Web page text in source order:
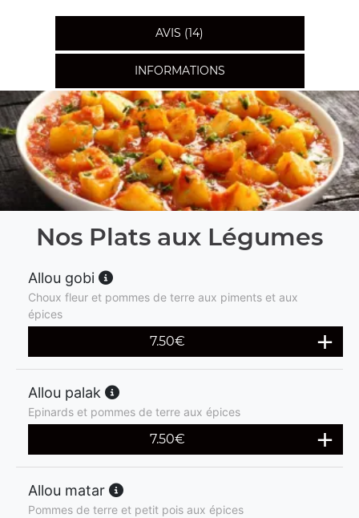
AVIS (14)
INFORMATIONS
Nos Plats aux Légumes
Allou gobi
Choux fleur et pommes de terre aux piments et aux
épices
7.50€
Allou palak
Epinards et pommes de terre aux épices
7.50€
Allou matar
Pommes de terre et petit pois aux épices